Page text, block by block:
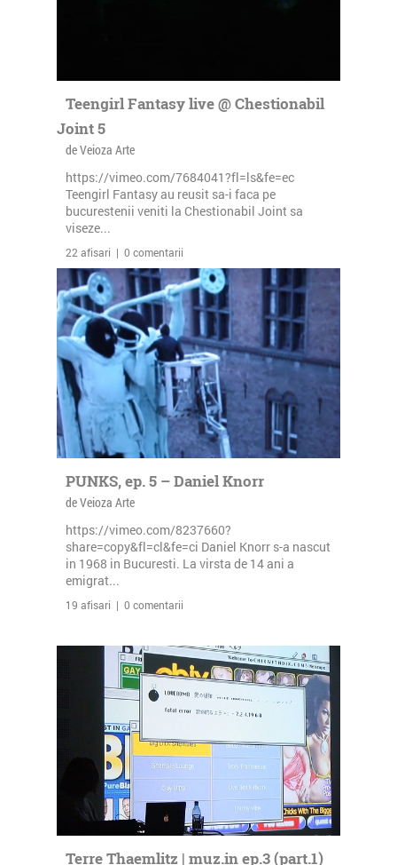
Teengirl Fantasy live @ Chestionabil
Joint 5
de Veioza Arte
https://vimeo.com/7684041?fl=ls&fe=ec
Teengirl Fantasy au reusit sa-i faca pe
bucurestenii veniti la Chestionabil Joint sa
viseze...
22 afisari | 0 comentarii
PUNKS, ep. 5 – Daniel Knorr
de Veioza Arte
https://vimeo.com/8237660?
share=copy&fl=cl&fe=ci Daniel Knorr s-a nascut
in 1968 in Bucuresti. La virsta de 14 ani a
emigrat...
19 afisari | 0 comentarii
Terre Thaemlitz | muz.in ep.3 (part.1)